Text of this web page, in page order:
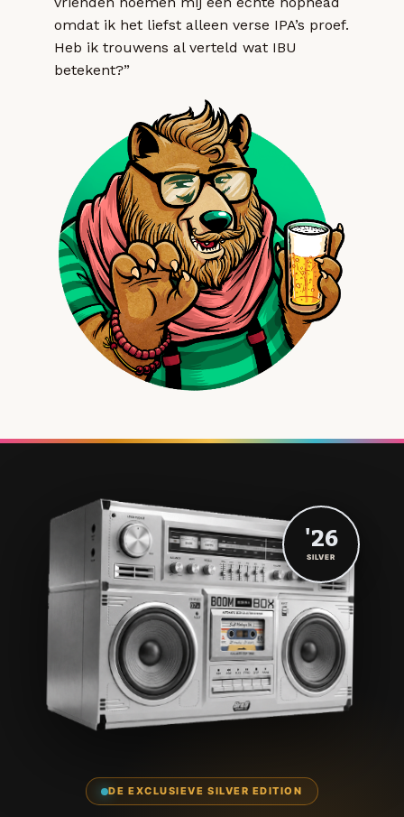
omdat ik het liefst alleen verse IPA’s proef.
Heb ik trouwens al verteld wat IBU
betekent?”
DE EXCLUSIEVE SILVER EDITION
'26
SILVER